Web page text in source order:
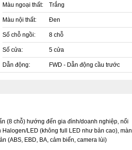
Màu ngoại thất: Trắng
Màu nội thất: Đen
Số chỗ ngồi: 8 chỗ
Số cửa: 5 cửa
Dẫn động: FWD - Dẫn động cầu trước
(8 chỗ) hướng đến gia đình/doanh nghiệp, nổi
LED (không full LED như bản cao), màn
(ABS, EBD, BA, cảm biến, camera lùi)